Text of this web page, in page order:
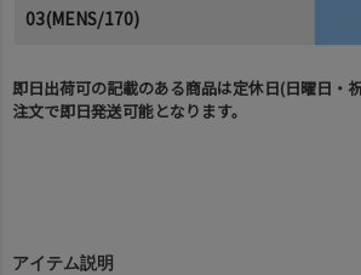
03(MENS/170)
即日出荷可の記載のある商品は定休日(日曜日・
注文で即日発送可能となります。
アイテム説明